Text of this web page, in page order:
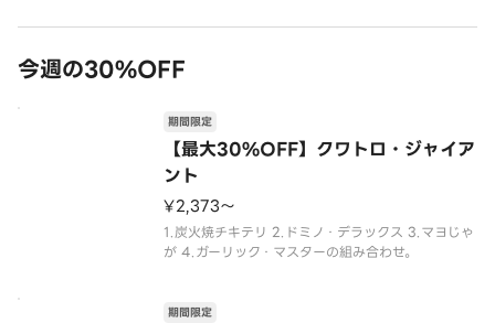
今週の30%OFF
【最大30%OFF】クワトロ・ジャイア
ント
期間限定
¥2,373〜
1.炭火焼チキテリ 2.ドミノ・デラックス 3.マヨじゃ
が 4.ガーリック・マスターの組み合わせ。
期間限定